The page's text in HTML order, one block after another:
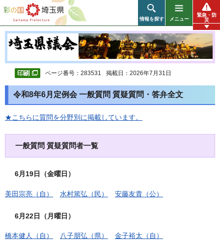
彩の国 埼玉県
情報を探す メニュー
緊急・防
災
ページ番号：283531 掲載日：2026年7月31日
令和8年6月定例会 一般質問 質疑質問・答弁全文
★こちらに質問を分野別に掲載しています。
一般質問 質疑質問者一覧
6月19日（金曜日）
美田宗亮（自） 水村篤弘（民） 安藤友貴（公）
6月22日（月曜日）
橋本健人（自） 八子朋弘（県） 金子裕太（自）